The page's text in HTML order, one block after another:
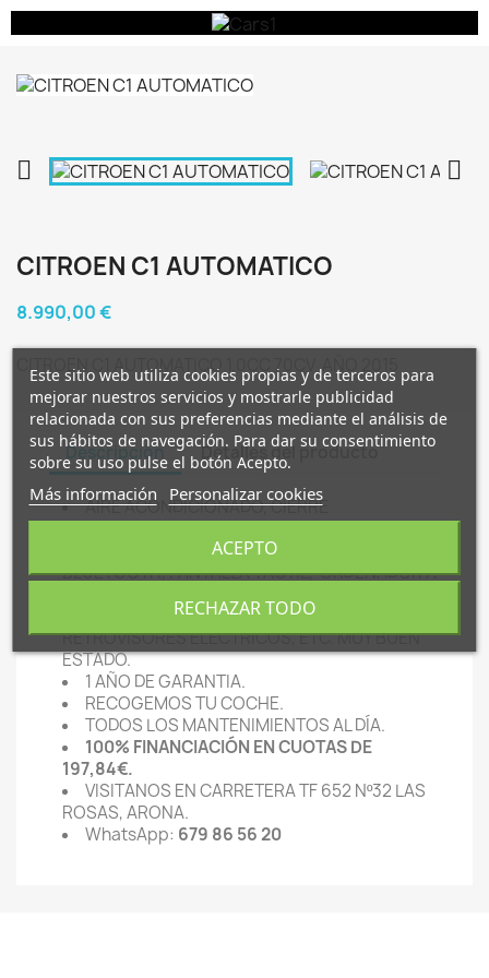
 
CITROEN C1 AUTOMATICO
8.990,00 €
CITROEN C1 AUTOMATICO 1.0CC 70CV AÑO 2015
Descripción Detalles del producto
AIRE ACONDICIONADO, CIERRE
TECHO ELECTRICO, RADIO, CD/MP3,
BLUETOOTH, PANTALLA TACTIL, ORDENADOR A
ASISTIDA, ABS, CONTROL DE TRACCIÓN,
RETROVISORES ELECTRICOS, ETC. MUY BUEN
ESTADO.
1 AÑO DE GARANTIA.
RECOGEMOS TU COCHE.
TODOS LOS MANTENIMIENTOS AL DÍA.
100% FINANCIACIÓN EN CUOTAS DE
197,84€.
VISITANOS EN CARRETERA TF 652 Nº32 LAS
ROSAS, ARONA.
WhatsApp: 679 86 56 20
Este sitio web utiliza cookies propias y de terceros para
mejorar nuestros servicios y mostrarle publicidad
relacionada con sus preferencias mediante el análisis de
sus hábitos de navegación. Para dar su consentimiento
sobre su uso pulse el botón Acepto.
Más información Personalizar cookies
RECHAZAR TODO
ACEPTO